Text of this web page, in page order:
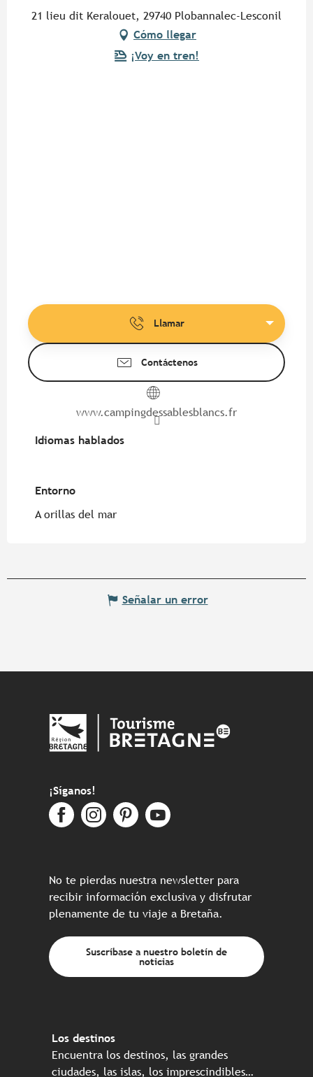
21 lieu dit Keralouet, 29740 Plobannalec-Lesconil
Cómo llegar
¡Voy en tren!
Llamar
Contáctenos
www.campingdessablesblancs.fr
Idiomas hablados
Idiomas hablados
Entorno
Entorno
A orillas del mar
Señalar un error
¡Síganos!
No te pierdas nuestra newsletter para
recibir información exclusiva y disfrutar
plenamente de tu viaje a Bretaña.
Suscríbase a nuestro boletín de
noticias
Los destinos
Encuentra los destinos, las grandes
ciudades, las islas, los imprescindibles…